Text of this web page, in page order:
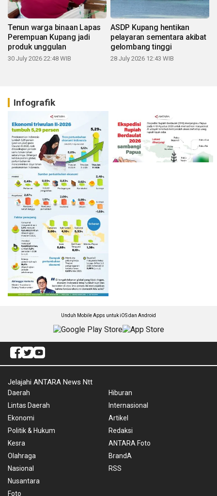
Tenun warga binaan Lapas
Perempuan Kupang jadi
produk unggulan
30 July 2026 22:48 WIB
ASDP Kupang hentikan
pelayaran sementara akibat
gelombang tinggi
28 July 2026 12:43 WIB
Infografik
Unduh Mobile Apps untuk iOS dan Android
Jelajahi ANTARA News Ntt
Daerah
Lintas Daerah
Ekonomi
Politik & Hukum
Kesra
Olahraga
Nasional
Nusantara
Foto
Hiburan
Internasional
Artikel
Redaksi
ANTARA Foto
BrandA
RSS